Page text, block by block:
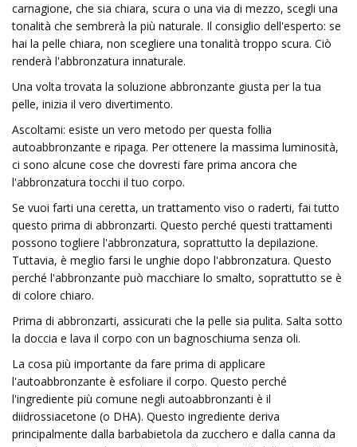
carnagione, che sia chiara, scura o una via di mezzo, scegli una
tonalità che sembrerà la più naturale. Il consiglio dell'esperto: se
hai la pelle chiara, non scegliere una tonalità troppo scura. Ciò
renderà l'abbronzatura innaturale.
Una volta trovata la soluzione abbronzante giusta per la tua
pelle, inizia il vero divertimento.
Ascoltami: esiste un vero metodo per questa follia
autoabbronzante e ripaga. Per ottenere la massima luminosità,
ci sono alcune cose che dovresti fare prima ancora che
l'abbronzatura tocchi il tuo corpo.
Se vuoi farti una ceretta, un trattamento viso o raderti, fai tutto
questo prima di abbronzarti. Questo perché questi trattamenti
possono togliere l'abbronzatura, soprattutto la depilazione.
Tuttavia, è meglio farsi le unghie dopo l'abbronzatura. Questo
perché l'abbronzante può macchiare lo smalto, soprattutto se è
di colore chiaro.
Prima di abbronzarti, assicurati che la pelle sia pulita. Salta sotto
la doccia e lava il corpo con un bagnoschiuma senza oli.
La cosa più importante da fare prima di applicare
l'autoabbronzante è esfoliare il corpo. Questo perché
l'ingrediente più comune negli autoabbronzanti è il
diidrossiacetone (o DHA). Questo ingrediente deriva
principalmente dalla barbabietola da zucchero e dalla canna da